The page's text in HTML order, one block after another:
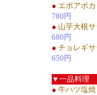
● エボアボ
780円
● 山芋大根
680円
● チョレギ
650円
▼一品料理
● 牛ハツ塩